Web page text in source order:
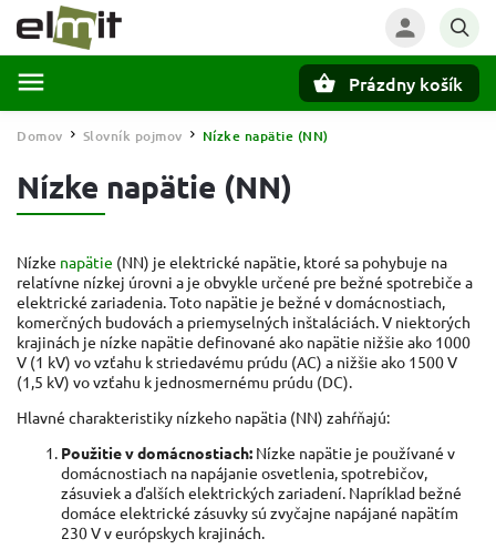
Prázdny košík
Domov / Slovník pojmov / Nízke napätie (NN)
Nízke napätie (NN)
Nízke napätie (NN) je elektrické napätie, ktoré sa pohybuje na
relatívne nízkej úrovni a je obvykle určené pre bežné spotrebiče a
elektrické zariadenia. Toto napätie je bežné v domácnostiach,
komerčných budovách a priemyselných inštaláciách. V niektorých
krajinách je nízke napätie definované ako napätie nižšie ako 1000
V (1 kV) vo vzťahu k striedavému prúdu (AC) a nižšie ako 1500 V
(1,5 kV) vo vzťahu k jednosmernému prúdu (DC).
Hlavné charakteristiky nízkeho napätia (NN) zahŕňajú:
Použitie v domácnostiach: Nízke napätie je používané v
domácnostiach na napájanie osvetlenia, spotrebičov,
zásuviek a ďalších elektrických zariadení. Napríklad bežné
domáce elektrické zásuvky sú zvyčajne napájané napätím
230 V v európskych krajinách.